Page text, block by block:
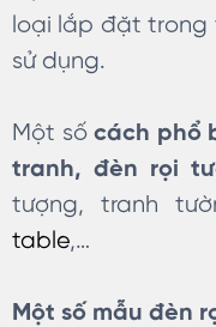
loại lắp đặt trong
sử dụng.
Một sốcách phổ
tranh, đèn rọi
tượng, tranh
table,…
Một số mẫu đèn